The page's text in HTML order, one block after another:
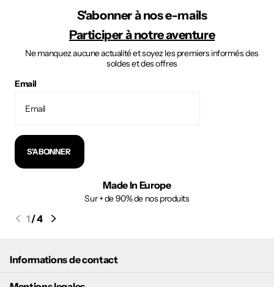
S'abonner à nos e-mails
Participer à notre aventure
Ne manquez aucune actualité et soyez les premiers informés des
soldes et des offres
Email
S'ABONNER
Made In Europe
Sur + de 90% de nos produits
1/4
Informations de contact